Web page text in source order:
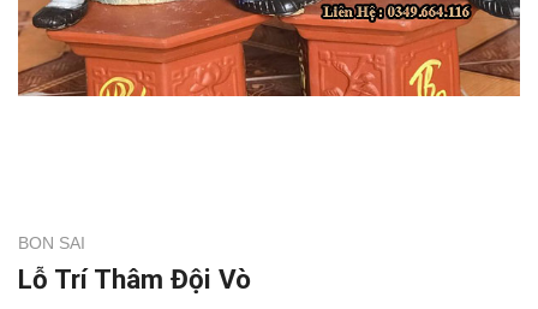
BON SAI
Lỗ Trí Thâm Đội Vò